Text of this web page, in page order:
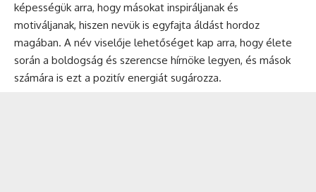
képességük arra, hogy másokat inspiráljanak és
motiváljanak, hiszen nevük is egyfajta áldást hordoz
magában. A név viselője lehetőséget kap arra, hogy élete
során a boldogság és szerencse hírnöke legyen, és mások
számára is ezt a pozitív energiát sugározza.